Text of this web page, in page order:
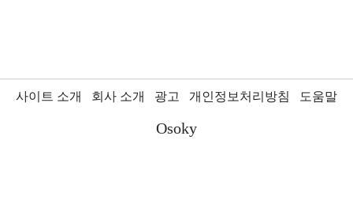
사이트 소개 회사 소개 광고 개인정보처리방침 도움말
Osoky